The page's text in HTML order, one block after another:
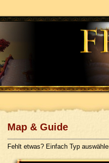
Map & Guide
Fehlt etwas? Einfach Typ